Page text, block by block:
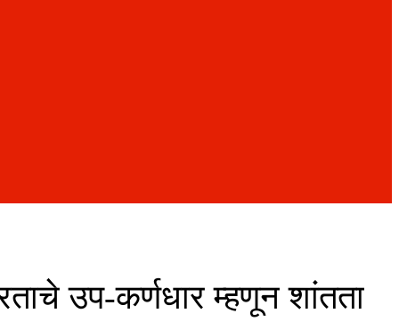
उप-कर्णधार म्हणून शांतता